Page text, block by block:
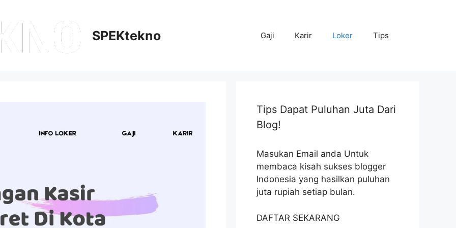
SPEKtekno Gaji Karir Loker Tips
Tips Dapat Puluhan Juta Dari
Blog!
Masukan Email anda Untuk
membaca kisah sukses blogger
Indonesia yang hasilkan puluhan
juta rupiah setiap bulan.
DAFTAR SEKARANG